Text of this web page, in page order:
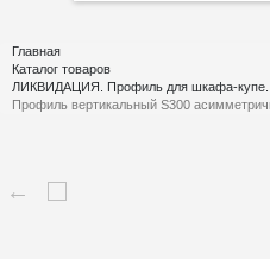
Главная
Каталог товаров
ЛИКВИДАЦИЯ. Профиль для шкафа-купе.
Профиль вертикальный S300